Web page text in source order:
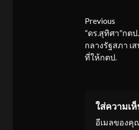
Continue
Previous
“ดร.สุทิศา”กต
กลางรัฐสภา เ
ที่ให้กตป.
ใส่ความเ
อีเมลของคุ